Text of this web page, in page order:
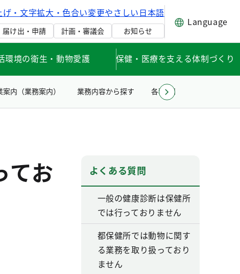
げ・文字拡大・色合い変更やさしい日本語
届け出・申請 計画・審議会 お知らせ
Language
環境の衛生・動物愛護 保健・医療を支える体制づくり
内（業務案内） 業務内容から探す 各種申請手続き・届出様式
てお
よくある質問
一般の健康診断は保健所
では行っておりません
都保健所では動物に関す
る業務を取り扱っており
ません